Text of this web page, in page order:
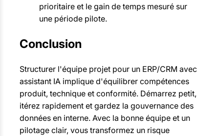
prioritaire et le gain de temps mesuré sur
une période pilote.
Conclusion
Structurer l'équipe projet pour un ERP/CRM avec
assistant IA implique d'équilibrer compétences
produit, technique et conformité. Démarrez petit,
itérez rapidement et gardez la gouvernance des
données en interne. Avec la bonne équipe et un
pilotage clair, vous transformez un risque